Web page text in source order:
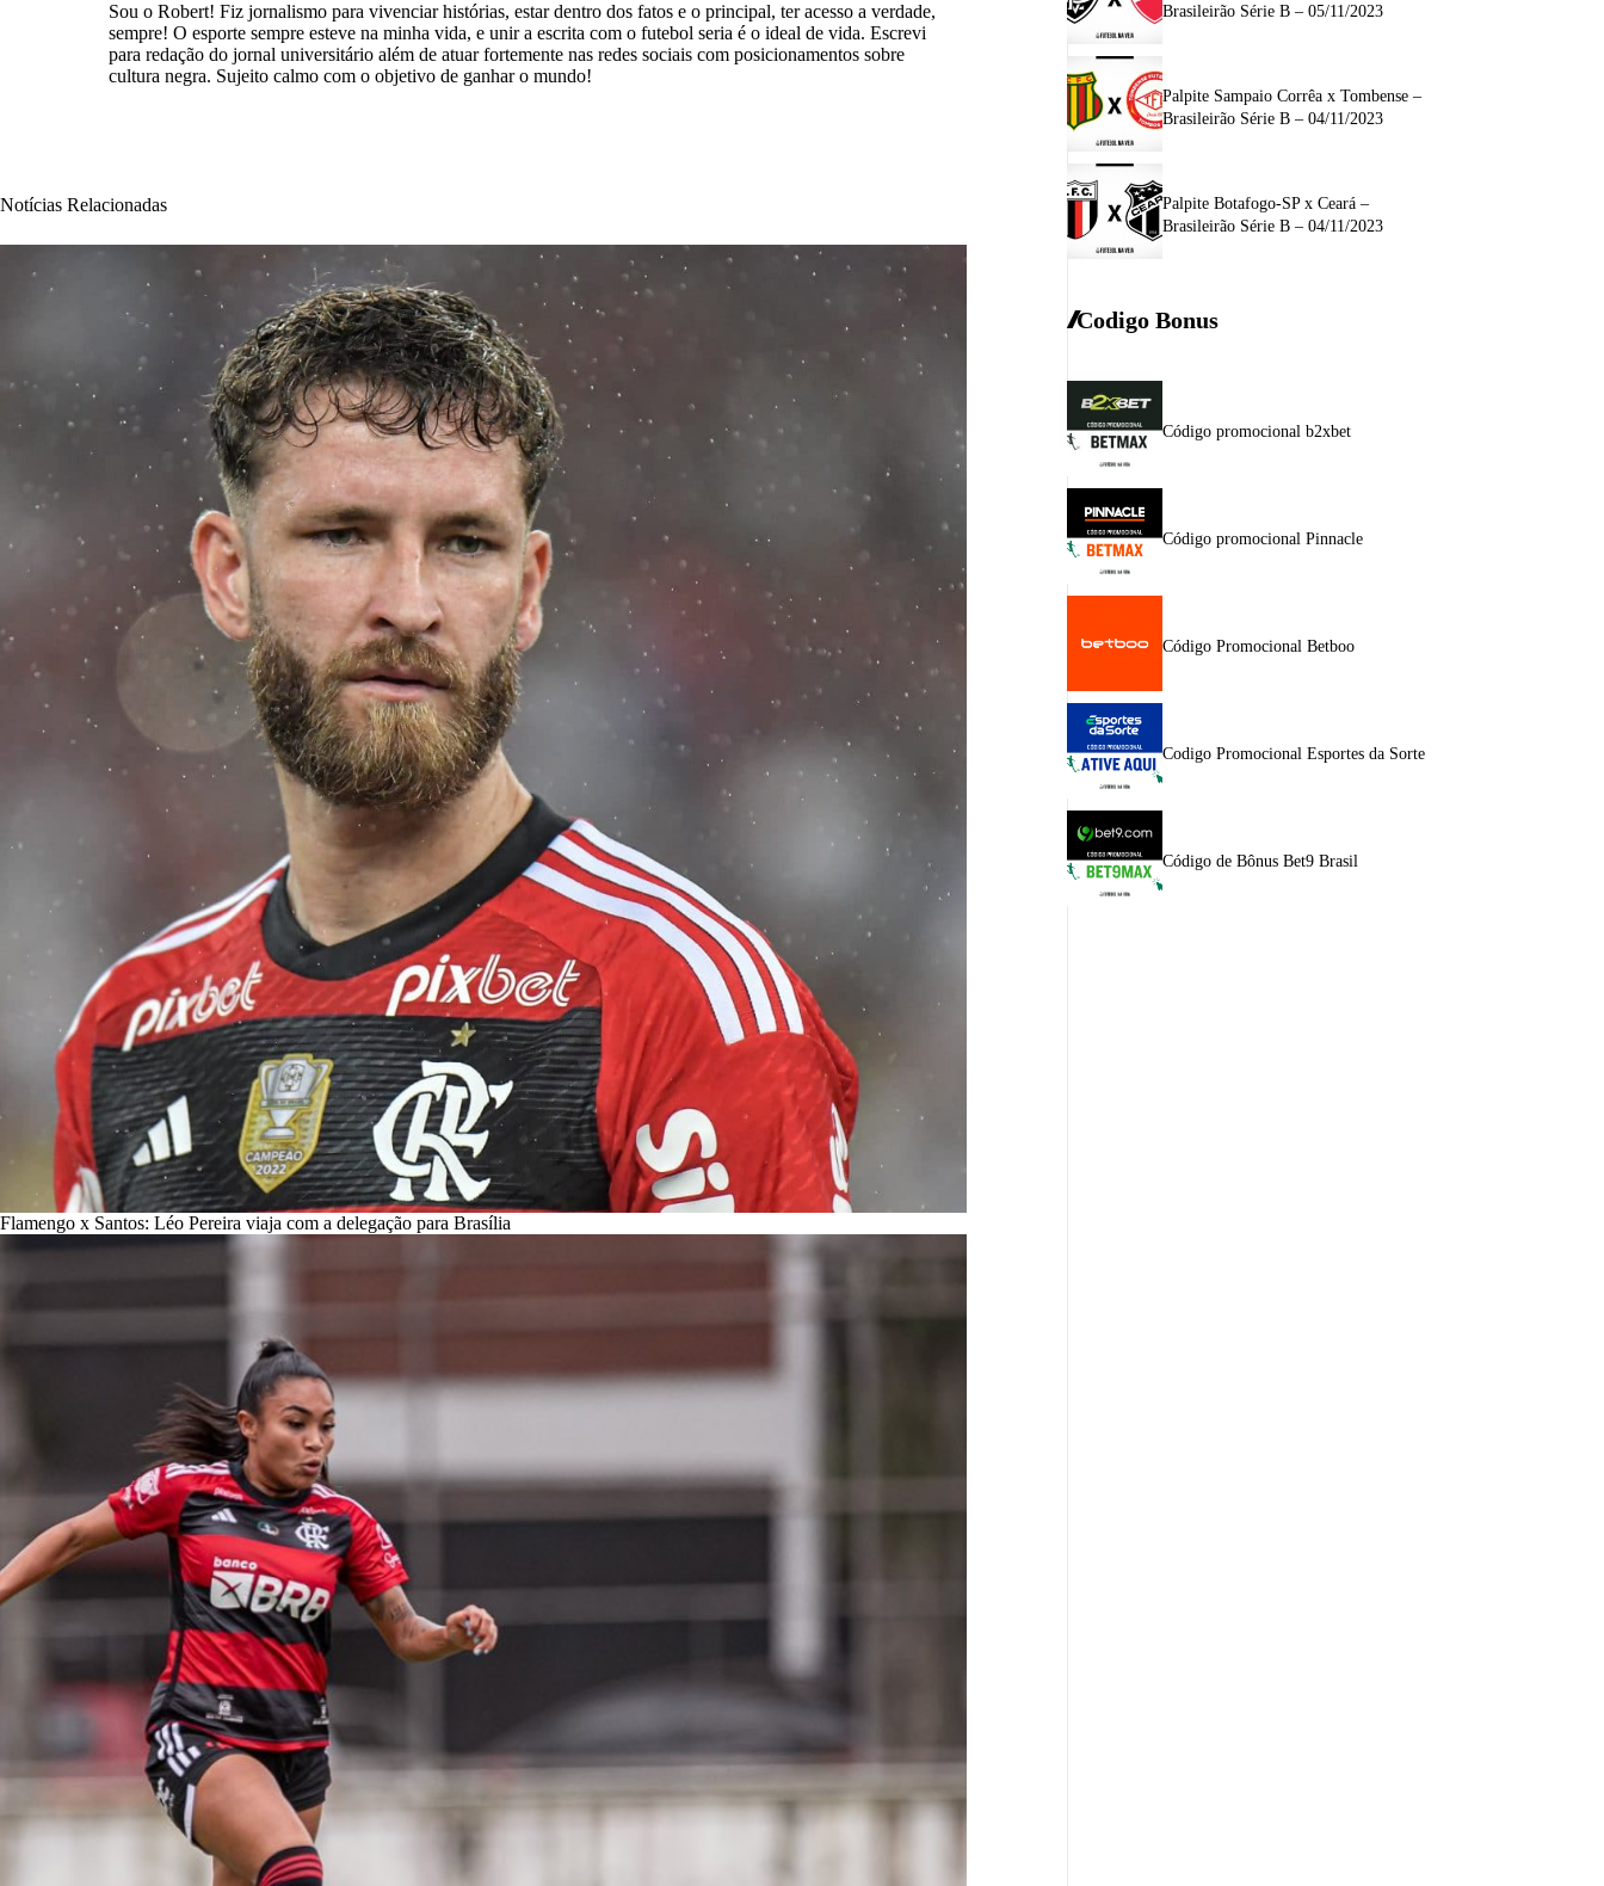
Sou o Robert! Fiz jornalismo para vivenciar histórias, estar dentro dos fatos e o principal, ter acesso a verdade,
sempre! O esporte sempre esteve na minha vida, e unir a escrita com o futebol seria é o ideal de vida. Escrevi
para redação do jornal universitário além de atuar fortemente nas redes sociais com posicionamentos sobre
cultura negra. Sujeito calmo com o objetivo de ganhar o mundo!
Notícias Relacionadas
Flamengo x Santos: Léo Pereira viaja com a delegação para Brasília
Brasileirão Série B – 05/11/2023
Palpite Sampaio Corrêa x Tombense –
Brasileirão Série B – 04/11/2023
Palpite Botafogo-SP x Ceará –
Brasileirão Série B – 04/11/2023
Codigo Bonus
Código promocional b2xbet
Código promocional Pinnacle
Código Promocional Betboo
Codigo Promocional Esportes da Sorte
Código de Bônus Bet9 Brasil